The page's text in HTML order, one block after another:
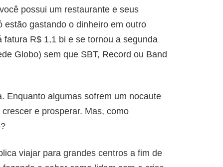
possui um restaurante e seus
estão gastando o dinheiro em outro
R$ 1,1 bi e se tornou a segunda
Globo) sem que SBT, Record ou Band
Enquanto algumas sofrem um nocaute
e prosperar. Mas, como
viajar para grandes centros a fim de